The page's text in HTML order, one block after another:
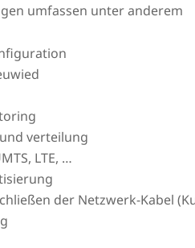
umfassen unter anderem
verteilung
LTE, …
der Netzwerk-Kabel